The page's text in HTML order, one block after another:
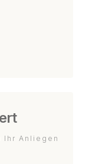
Anliegen